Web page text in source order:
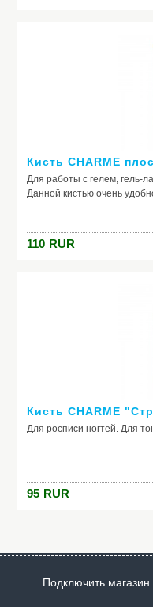
Кисть CHARME
Для работы с гелем, гель-
Данной кистью очень
110 RUR
Кисть CHARME
Для росписи ногтей. Для
95 RUR
Подключить